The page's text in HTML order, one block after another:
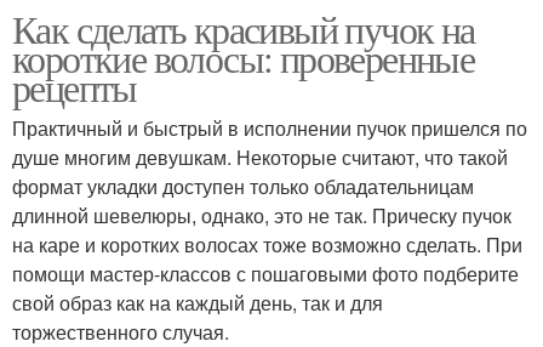
Как сделать красивый пучок на
короткие волосы: проверенные
рецепты
Практичный и быстрый в исполнении пучок пришелся по
душе многим девушкам. Некоторые считают, что такой
формат укладки доступен только обладательницам
длинной шевелюры, однако, это не так. Прическу пучок
на каре и коротких волосах тоже возможно сделать. При
помощи мастер-классов с пошаговыми фото подберите
свой образ как на каждый день, так и для
торжественного случая.